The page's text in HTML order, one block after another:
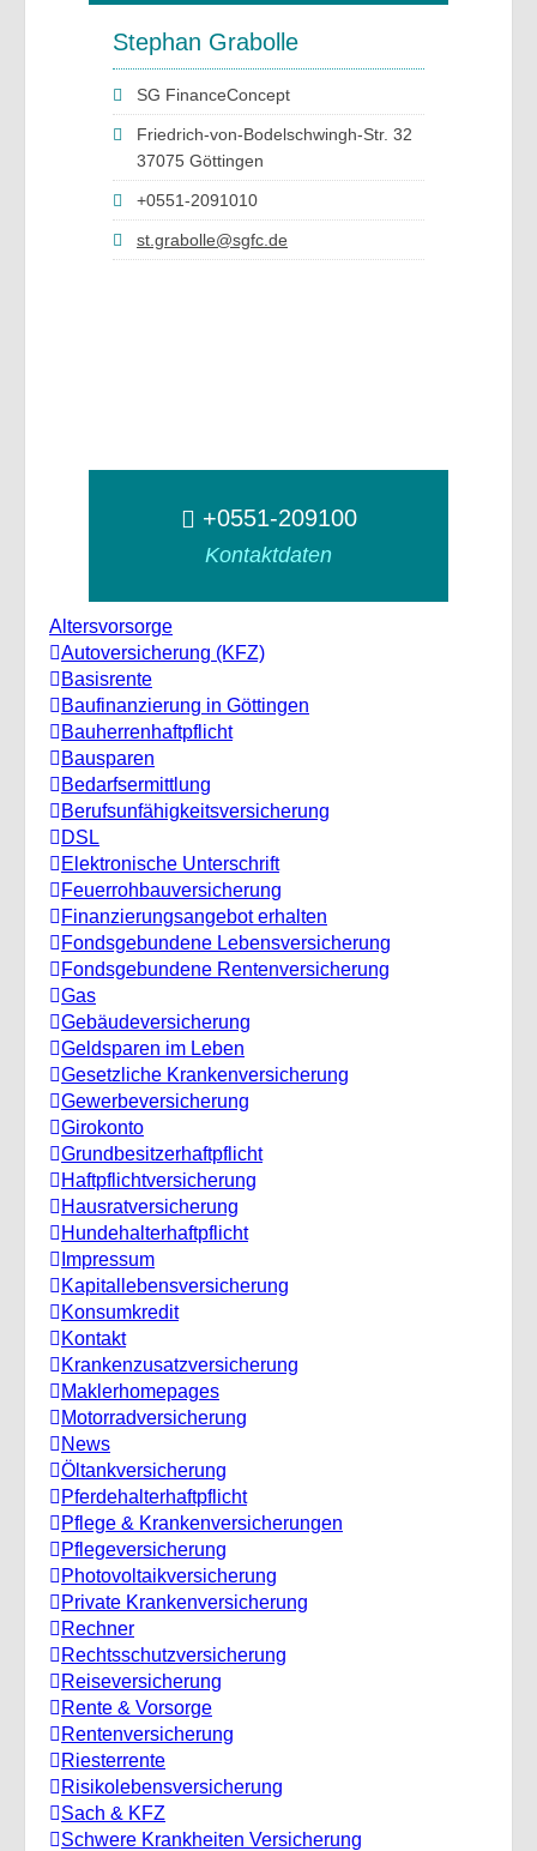
Stephan Grabolle
SG FinanceConcept
Friedrich-von-Bodelschwingh-Str. 32
37075 Göttingen
+0551-2091010
st.grabolle@sgfc.de
+0551-209100
Kontaktdaten
Altersvorsorge
Autoversicherung (KFZ)
Basisrente
Baufinanzierung in Göttingen
Bauherrenhaftpflicht
Bausparen
Bedarfsermittlung
Berufs­unfähigkeitsversicherung
DSL
Elektronische Unterschrift
Feuerrohbauversicherung
Finanzierungsangebot erhalten
Fondsgebundene Lebensversicherung
Fondsgebundene Rentenversicherung
Gas
Gebäudeversicherung
Geldsparen im Leben
Gesetzliche Krankenversicherung
Gewerbeversicherung
Girokonto
Grundbesitzerhaftpflicht
Haftpflichtversicherung
Hausratversicherung
Hundehalterhaftpflicht
Impressum
Kapitallebensversicherung
Konsumkredit
Kontakt
Krankenzusatzversicherung
Maklerhomepages
Motorradversicherung
News
Öltankversicherung
Pferdehalterhaftpflicht
Pflege & Krankenversicherungen
Pflegeversicherung
Photovoltaikversicherung
Private Krankenversicherung
Rechner
Rechtsschutzversicherung
Reiseversicherung
Rente & Vorsorge
Rentenversicherung
Riesterrente
Risikolebensversicherung
Sach & KFZ
Schwere Krankheiten Versicherung